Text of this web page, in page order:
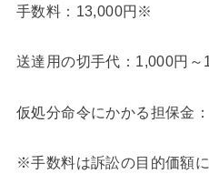
手数料：13,000円※
送達用の切手代：1,000円～
仮処分命令にかかる担保金
※手数料は訴訟の目的価額